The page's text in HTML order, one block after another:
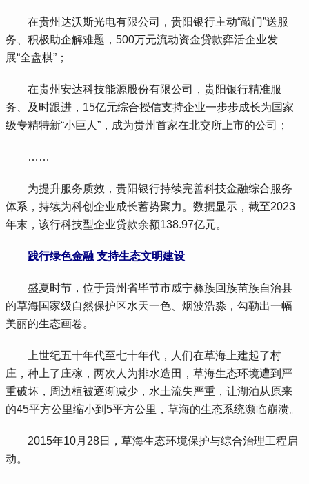
在贵州达沃斯光电有限公司，贵阳银行主动“敲门”送服
务、积极助企解难题，500万元流动资金贷款弈活企业发
展“全盘棋”；
在贵州安达科技能源股份有限公司，贵阳银行精准服
务、及时跟进，15亿元综合授信支持企业一步步成长为国家
级专精特新“小巨人”，成为贵州首家在北交所上市的公司；
……
为提升服务质效，贵阳银行持续完善科技金融综合服务
体系，持续为科创企业成长蓄势聚力。数据显示，截至2023
年末，该行科技型企业贷款余额138.97亿元。
践行绿色金融 支持生态文明建设
盛夏时节，位于贵州省毕节市威宁彝族回族苗族自治县
的草海国家级自然保护区水天一色、烟波浩淼，勾勒出一幅
美丽的生态画卷。
上世纪五十年代至七十年代，人们在草海上建起了村
庄，种上了庄稼，两次人为排水造田，草海生态环境遭到严
重破坏，周边植被逐渐减少，水土流失严重，让湖泊从原来
的45平方公里缩小到5平方公里，草海的生态系统濒临崩溃。
2015年10月28日，草海生态环境保护与综合治理工程启
动。